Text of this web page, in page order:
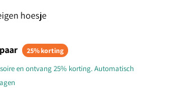
hoesje
25% korting
en ontvang 25% korting. Automatisch